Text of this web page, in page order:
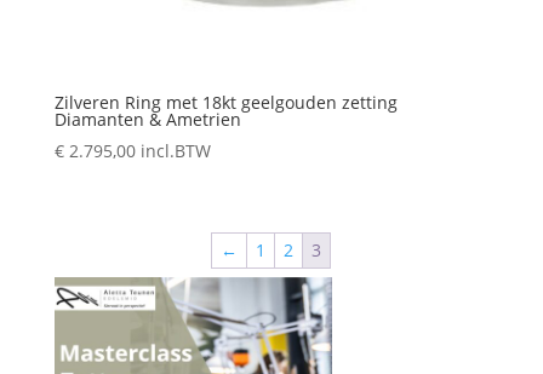
Zilveren Ring met 18kt geelgouden zetting
Diamanten & Ametrien
€2.795,00 incl.BTW
← 1 2 3